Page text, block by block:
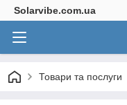
Solarvibe.com.ua
Товари та послуги